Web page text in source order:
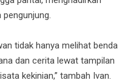
tidak hanya melihat benda
dan cerita lewat tampilan
kekinian,” tambah Ivan.